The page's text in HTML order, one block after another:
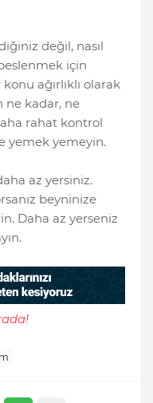
değil, nasıl
için
ağırlıklı olarak
ne kadar, ne
rahat kontrol
yemek yemeyin.
az yersiniz.
beyninize
Daha az yerseniz